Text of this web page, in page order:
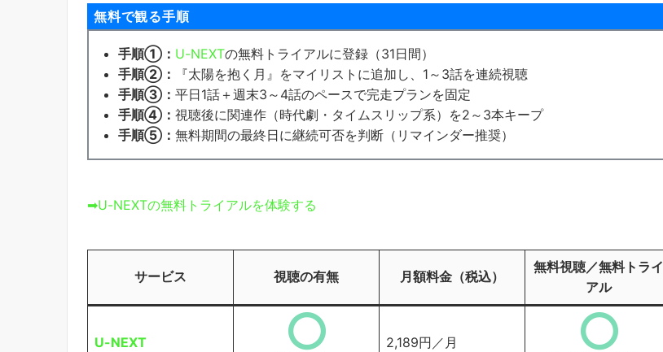
無料で観る手順
手順①： U-NEXTの無料トライアルに登録（31日間）
手順②：
『太陽を抱く月』をマイリストに追加し、1～3話を連続視聴
手順③： 平日1話＋週末3～4話のペースで完走プランを固定
手順④： 視聴後に関連作（時代劇・タイムスリップ系）を2～3本キープ
手順⑤： 無料期間の最終日に継続可否を判断（リマインダー推奨）
➡U-NEXTの無料トライアルを体験する
サービス 視聴の有無 月額料金（税込）
無料視聴／無料トライ
アル
U-NEXT
2,189円／月